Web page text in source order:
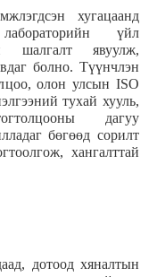
хугацаанд
үйл
шалгалт явуулж,
болно. Түүнчлэн
олон улсын ISO
тухай хууль,
дагуу
бөгөөд сорилт
хангалттай
дотоод хяналтын